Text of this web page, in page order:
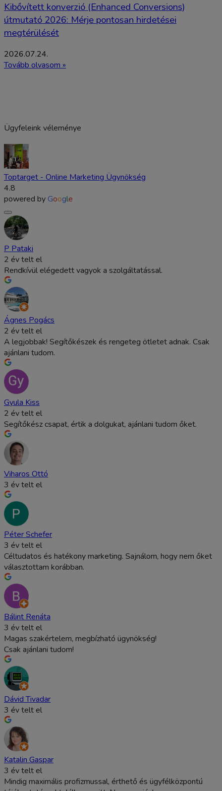
Kibővített konverzió (Enhanced Conversions)
útmutató 2026: Mérje pontosan hirdetései
megtérülését
2026.07.24.
Tovább olvasom »
Ügyfeleink véleménye
Toptarget - Online Marketing Ügynökség
4.8
powered by Google
P Pataki
2 év telt el
Rendkívül elégedett vagyok a szolgáltatással.
Ágnes Pogács
2 év telt el
A legjobbak! Segítőkészek és rengeteg ötletet adnak. Csak
ajánlani tudom.
Gyula Kiss
2 év telt el
Segítőkész csapat, értik a dolgukat, ajánlani tudom őket.
Viharos Ottó
3 év telt el
Péter Schefer
3 év telt el
Céltudatos és hatékony marketing. Sajnálom, hogy nem őket
választottam korábban.
Bálint Renáta
3 év telt el
Magas szakértelem, megbízható ügynökség!
Csak ajánlani tudom!
Dávid Tivadar
3 év telt el
Katalin Gaspar
3 év telt el
Mindig maximális profizmussal, érthető és ügyfélközpontú